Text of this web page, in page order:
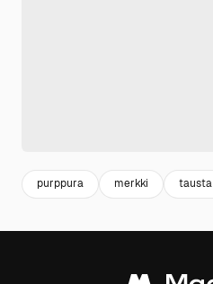
purppura merkki tausta